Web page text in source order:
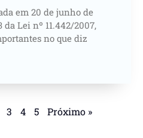
em 20 de junho de
da Lei nº 11.442/2007,
no que diz
3 4 5 Próximo »